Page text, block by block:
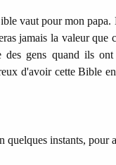
vaut pour mon
jamais la valeur
des gens quand ils
d'avoir cette Bible
instants, pour